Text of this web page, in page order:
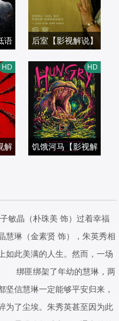
语
后室【影视解说】
瓦特·埃加福,阿万·
乔贾,谢拉赫·霍斯
达尔,托比·哈格雷
夫,雷娜特·赖因斯
夫,卢基塔·麦克斯
利普·格兰杰,帕特
里克·贝纳姆
电影解说
2026/美国
解
森
怀
HD
饥饿河马【影视解
特雷西·邦纳,麦蒂
森·达文波特,奥利
维亚·伯恩斯顿,萨
曼莎·考格兰,马克
西姆·杜兰德,乔·阿
佐帕迪,瑞弗·柯达
克,米歇尔·库利尔,
2026/英国,美国
HD
敏晶（朴珠美 饰）过着幸福
慧琳（金素贤 饰），朱英秀相
如此美满的人生。然而，一场
绑匪绑架了年幼的慧琳，两
坚信慧琳一定能够平安归来，
为了尘埃。朱秀英甚至因为此